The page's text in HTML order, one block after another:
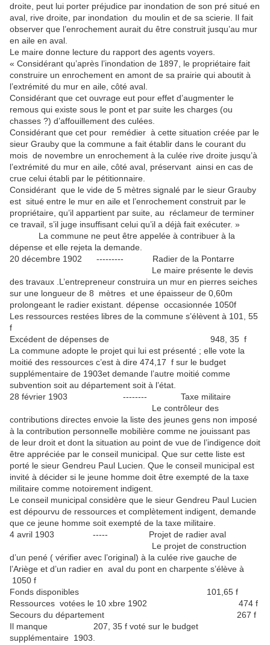
droite, peut lui porter préjudice par inondation de son pré situé en
aval, rive droite, par inondation du moulin et de sa scierie. Il fait
observer que l’enrochement aurait du être construit jusqu’au mur
en aile en aval.
Le maire donne lecture du rapport des agents voyers.
« Considérant qu’après l’inondation de 1897, le propriétaire fait
construire un enrochement en amont de sa prairie qui aboutit à
l’extrémité du mur en aile, côté aval.
Considérant que cet ouvrage eut pour effet d’augmenter le
remous qui existe sous le pont et par suite les charges (ou
chasses ?) d’affouillement des culées.
Considérant que cet pour remédier à cette situation créée par le
sieur Grauby que la commune a fait établir dans le courant du
mois de novembre un enrochement à la culée rive droite jusqu’à
l’extrémité du mur en aile, côté aval, préservant ainsi en cas de
crue celui établi par le pétitionnaire.
Considérant que le vide de 5 mètres signalé par le sieur Grauby
est situé entre le mur en aile et l’enrochement construit par le
propriétaire, qu’il appartient par suite, au réclameur de terminer
ce travail, s’il juge insuffisant celui qu’il a déjà fait exécuter. »
La commune ne peut être appelée à contribuer à la
dépense et elle rejeta la demande.
20 décembre 1902 --------- Radier de la Pontarre
Le maire présente le devis
des travaux .L’entrepreneur construira un mur en pierres seiches
sur une longueur de 8 mètres et une épaisseur de 0,60m
prolongeant le radier existant. dépense occasionnée 1050f
Les ressources restées libres de la commune s’élèvent à 101, 55
f
Excédent de dépenses de 948, 35 f
La commune adopte le projet qui lui est présenté ; elle vote la
moitié des ressources c’est à dire 474,17 f sur le budget
supplémentaire de 1903et demande l’autre moitié comme
subvention soit au département soit à l’état.
28 février 1903 -------- Taxe militaire
Le contrôleur des
contributions directes envoie la liste des jeunes gens non imposé
à la contribution personnelle mobilière comme ne jouissant pas
de leur droit et dont la situation au point de vue de l’indigence doit
être appréciée par le conseil municipal. Que sur cette liste est
porté le sieur Gendreu Paul Lucien. Que le conseil municipal est
invité à décider si le jeune homme doit être exempté de la taxe
militaire comme notoirement indigent.
Le conseil municipal considère que le sieur Gendreu Paul Lucien
est dépourvu de ressources et complètement indigent, demande
que ce jeune homme soit exempté de la taxe militaire.
4 avril 1903 ----- Projet de radier aval
Le projet de construction
d’un pené ( vérifier avec l’original) à la culée rive gauche de
l’Ariège et d’un radier en aval du pont en charpente s’élève à
1050 f
Fonds disponibles 101,65 f
Ressources votées le 10 xbre 1902 474 f
Secours du département 267 f
Il manque 207, 35 f voté sur le budget
supplémentaire 1903.